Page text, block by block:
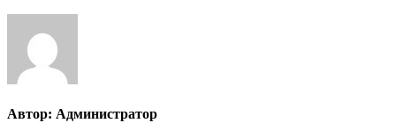
Автор: Администратор